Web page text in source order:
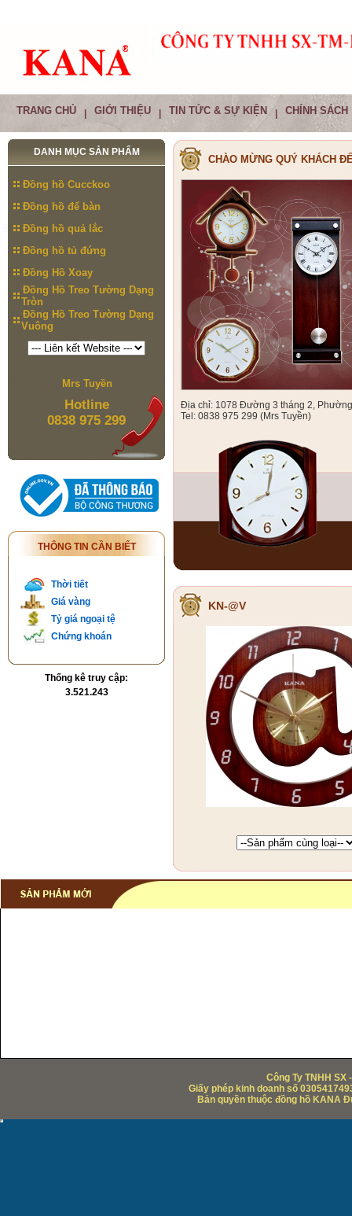
TRANG CHỦ GIỚI THIỆU TIN TỨC & SỰ KIỆN CHÍNH SÁCH
DANH MỤC SẢN PHẨM
Đồng hồ Cucckoo
Đồng hồ để bàn
Đồng hồ quả lắc
Đồng hồ tủ đứng
Đồng Hồ Xoay
Đồng Hồ Treo Tường Dạng
Tròn
Đồng Hồ Treo Tường Dạng
Vuông
Mrs Tuyền
Hotline
0838 975 299
THÔNG TIN CẦN BIẾT
Thời tiết
Giá vàng
Tỷ giá ngoại tệ
Chứng khoán
Thống kê truy cập:
3.521.243
CHÀO MỪNG QUÝ KHÁCH
Địa chỉ: 1078 Đường 3 tháng 2, Phường
Tel: 0838 975 299 (Mrs Tuyền)
KN-@V
Công Ty TNHH SX
Giấy phép kinh doanh số
Bản quyền thuộc đồng hồ KANA